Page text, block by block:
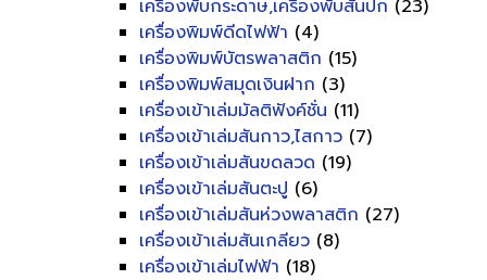
เครื่องพับกระดาษ,เครื่องพับสันปก (23)
เครื่องพิมพ์ดีดไฟฟ้า (4)
เครื่องพิมพ์บัตรพลาสติก (15)
เครื่องพิมพ์สมุดเงินฝาก (3)
เครื่องเข้าเล่มมัลติฟังค์ชั่น (11)
เครื่องเข้าเล่มสันกาว,ไสกาว (7)
เครื่องเข้าเล่มสันขดลวด (19)
เครื่องเข้าเล่มสันตะปู (6)
เครื่องเข้าเล่มสันห่วงพลาสติก (27)
เครื่องเข้าเล่มสันเกลียว (8)
เครื่องเข้าเล่มไฟฟ้า (18)